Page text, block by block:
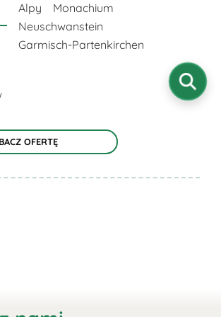
Alpy
Monachium
Neuschwanstein
Garmisch-Partenkirchen
OFERTĘ